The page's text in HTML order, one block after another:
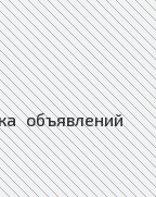
объявлений компании фирмы Беслан, Доска объявлений компании фирмы Бийск, Доска объявлений компании фирмы Бикин, Доска объявлений компании фирмы Билибино, Доска объявлений компании фирмы Биробиджан, Доска объявлений компании фирмы Бирск, Доска объявлений компании фирмы Бирюсинск, Доска объявлений компании фирмы Бирюч, Доска объявлений компании фирмы Благовещенск, Доска объявлений компании фирмы Благодарный, Доска объявлений компании фирмы Бобров, Доска объявлений компании фирмы Богданович, Доска объявлений компании фирмы Богородицк, Доска объявлений компании фирмы Богородск, Доска объявлений компании фирмы Боготол, Доска объявлений компании фирмы Богучар, Доска объявлений компании фирмы Бодайбо, Доска объявлений компании фирмы Бокситогорск, Доска объявлений компании фирмы Болгар, Доска объявлений компании фирмы Бологое, Доска объявлений компании фирмы Болотное, Доска объявлений компании фирмы Болохово, Доска объявлений компании фирмы Болхов, Доска объявлений компании фирмы Большой Камень, Доска объявлений компании фирмы Бор, Доска объявлений компании фирмы Борзя, Доска объявлений компании фирмы Борисоглебск, Доска объявлений компании фирмы Боровичи, Доска объявлений компании фирмы Боровск, Доска объявлений компании фирмы Бородино, Доска объявлений компании фирмы Братск, Доска объявлений компании фирмы Бронницы, Доска объявлений компании фирмы Брянск, Доска объявлений компании фирмы Бугульма, Доска объявлений компании фирмы Бугуруслан, Доска объявлений компании фирмы Будённовск, Доска объявлений компании фирмы Бузулук, Доска объявлений компании фирмы Буинск, Доска объявлений компании фирмы Буй, Доска объявлений компании фирмы Буйнакск, Доска объявлений компании фирмы Бутурлиновка, Доска объявлений компании фирмы Валдай, Доска объявлений компании фирмы Валуйки, Доска объявлений компании фирмы Велиж, Доска объявлений компании фирмы Великие Луки, Доска объявлений компании фирмы Великий Новгород, Доска объявлений компании фирмы Великий Устюг, Доска объявлений компании фирмы Вельск, Доска объявлений компании фирмы Венёв, Доска объявлений компании фирмы Верещагино, Доска объявлений компании фирмы Верея, Доска объявлений компании фирмы Верхнеуральск, Доска объявлений компании фирмы Верхний Тагил, Доска объявлений компании фирмы Верхний Уфалей, Доска объявлений компании фирмы Верхняя Пышма, Доска объявлений компании фирмы Верхняя Салда, Доска объявлений компании фирмы Верхняя Тура, Доска объявлений компании фирмы Верхотурье, Доска объявлений компании фирмы Верхоянск, Доска объявлений компании фирмы Весьегонск, Доска объявлений компании фирмы Ветлуга, Доска объявлений компании фирмы Видное, Доска объявлений компании фирмы Вилюйск, Доска объявлений компании фирмы Вилючинск, Доска объявлений компании фирмы Вихоревка, Доска объявлений компании фирмы Вичуга, Доска объявлений компании фирмы Владивосток, Доска объявлений компании фирмы Владикавказ, Доска объявлений компании фирмы Владимир, Доска объявлений компании фирмы Волгоград, Доска объявлений компании фирмы Волгодонск, Доска объявлений компании фирмы Волгореченск, Доска объявлений компании фирмы Волжск, Доска объявлений компании фирмы Волжский, Доска объявлений компании фирмы Вологда, Доска объявлений компании фирмы Володарск, Доска объявлений компании фирмы Волоколамск, Доска объявлений компании фирмы Волосово, Доска объявлений компании фирмы Волхов, Доска объявлений компании фирмы Волчанск, Доска объявлений компании фирмы Вольск, Доска объявлений компании фирмы Воркута, Доска объявлений компании фирмы Воронеж, Доска объявлений компании фирмы Ворсма, Доска объявлений компании фирмы Воскресенск, Доска объявлений компании фирмы Воткинск, Доска объявлений компании фирмы Всеволожск, Доска объявлений компании фирмы Вуктыл, Доска объявлений компании фирмы Выборг, Доска объявлений компании фирмы Выкса, Доска объявлений компании фирмы Высоковск, Доска объявлений компании фирмы Высоцк, Доска объявлений компании фирмы Вытегра, Доска объявлений компании фирмы Вышний Волочёк, Доска объявлений компании фирмы Вяземский, Доска объявлений компании фирмы Вязники, Доска объявлений компании фирмы Вязьма, Доска объявлений компании фирмы Вятские Поляны, Доска объявлений компании фирмы Гаврилов Посад, Доска объявлений компании фирмы Гаврилов-Ям, Доска объявлений компании фирмы Гагарин, Доска объявлений компании фирмы Гаджиево, Доска объявлений компании фирмы Гай, Доска объявлений компании фирмы Галич, Доска объявлений компании фирмы Гатчина, Доска объявлений компании фирмы Гвардейск, Доска объявлений компании фирмы Гдов, Доска объявлений компании фирмы Геленджик, Доска объявлений компании фирмы Георгиевск, Доска объявлений компании фирмы Глазов, Доска объявлений компании фирмы Голицыно, Доска объявлений компании фирмы Горбатов, Доска объявлений компании фирмы Горно-Алтайск, Доска объявлений компании фирмы Горнозаводск, Доска объявлений компании фирмы Горняк, Доска объявлений компании фирмы Городец, Доска объявлений компании фирмы Городище, Доска объявлений компании фирмы Городовиковск, Доска объявлений компании фирмы Гороховец, Доска объявлений компании фирмы Горячий Ключ, Доска объявлений компании фирмы Грайворон, Доска объявлений компании фирмы Гремячинск, Доска объявлений компании фирмы Грозный, Доска объявлений компании фирмы Грязи, Доска объявлений компании фирмы Грязовец, Доска объявлений компании фирмы Губаха, Доска объявлений компании фирмы Губкин, Доска объявлений компании фирмы Губкинский, Доска объявлений компании фирмы Гудермес, Доска объявлений компании фирмы Гуково, Доска объявлений компании фирмы Гулькевичи, Доска объявлений компании фирмы Гурьевск, Доска объявлений компании фирмы Гурьевск, Доска объявлений компании фирмы Гусев, Доска объявлений компании фирмы Гусиноозёрск, Доска объявлений компании фирмы Гусь-Хрустальный, Доска объявлений компании фирмы Давле